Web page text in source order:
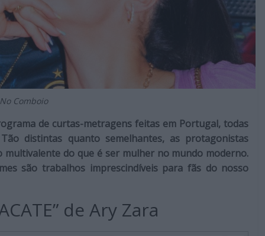
Comboio
de curtas-metragens feitas em Portugal, todas
distintas quanto semelhantes, as protagonistas
multivalente do que é ser mulher no mundo moderno.
são trabalhos imprescindíveis para fãs do nosso
de Ary Zara